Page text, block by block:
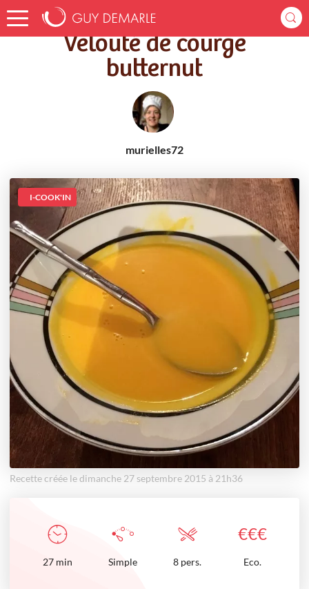
Accueil Recettes Velouté de courge butternut
Velouté de courge
butternut
murielles72
I-COOK'IN
Recette créée le dimanche 27 septembre 2015 à 21h36
€€€
27 min Simple 8 pers. Eco.